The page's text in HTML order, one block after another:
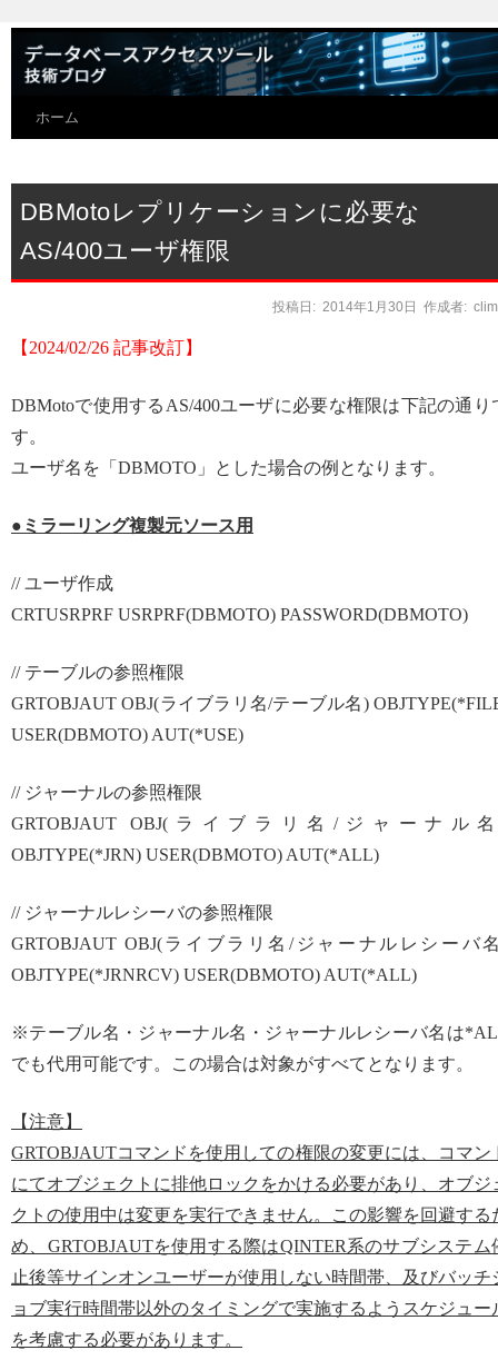
ホーム
DBMotoレプリケーションに必要な
AS/400ユーザ権限
投稿日: 2014年1月30日 作成者:
【2024/02/26 記事改訂】
DBMotoで使用するAS/400ユーザに必要な権限は下記の通り
す。
ユーザ名を「DBMOTO」とした場合の例となります。
●ミラーリング複製元ソース用
// ユーザ作成
CRTUSRPRF USRPRF(DBMOTO) PASSWORD(DBMOTO)
// テーブルの参照権限
GRTOBJAUT OBJ(ライブラリ名/テーブル名)
USER(DBMOTO) AUT(*USE)
// ジャーナルの参照権限
GRTOBJAUT OBJ(ライブラリ名/ジャーナル
OBJTYPE(*JRN) USER(DBMOTO) AUT(*ALL)
// ジャーナルレシーバの参照権限
GRTOBJAUT OBJ(ライブラリ名/ジャーナルレシーバ
OBJTYPE(*JRNRCV) USER(DBMOTO) AUT(*ALL)
※テーブル名・ジャーナル名・ジャーナルレシーバ名は
でも代用可能です。この場合は対象がすべてとなります。
【注意】
GRTOBJAUTコマンドを使用しての権限の変更には、コマン
にてオブジェクトに排他ロックをかける必要があり、オブジ
クトの使用中は変更を実行できません。この影響を回避する
め、GRTOBJAUTを使用する際はQINTER系のサブシステム
止後等サインオンユーザーが使用しない時間帯、及びバッチ
ョブ実行時間帯以外のタイミングで実施するようスケジュー
を考慮する必要があります。